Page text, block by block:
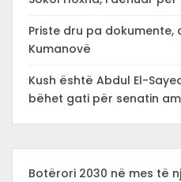
Priste dru pa
Kumanovë
Kush është Abdul El-
bëhet gati për senatin
Botërori 2030 në mes të